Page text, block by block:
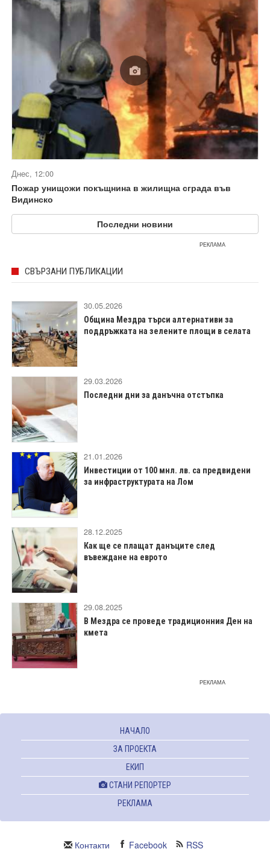
Днес, 12:00
Пожар унищожи покъщнина в жилищна сграда във
Видинско
Последни новини
РЕКЛАМА
СВЪРЗАНИ ПУБЛИКАЦИИ
30.05.2026
Община Мездра търси алтернативи за
поддръжката на зелените площи в селата
29.03.2026
Последни дни за данъчна отстъпка
21.01.2026
Инвестиции от 100 мнл. лв. са предвидени
за инфраструктурата на Лом
28.12.2025
Как ще се плащат данъците след
въвеждане на еврото
29.08.2025
В Мездра се проведе традиционния Ден на
кмета
РЕКЛАМА
НАЧАЛО
ЗА ПРОЕКТА
ЕКИП
СТАНИ РЕПОРТЕР
РЕКЛАМА
Контакти Facebook RSS